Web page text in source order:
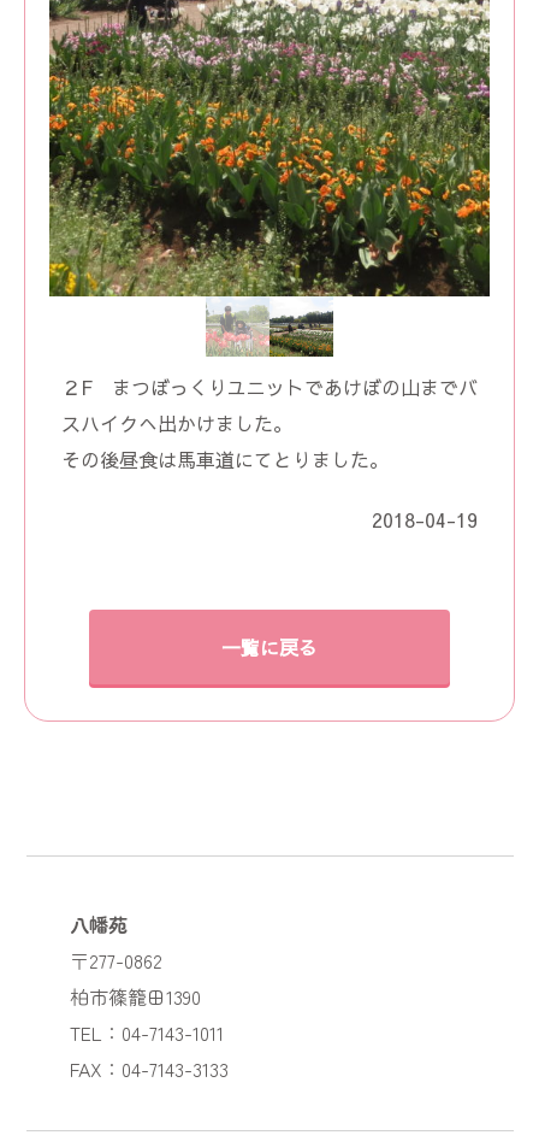
２F まつぼっくりユニットであけぼの山までバ
スハイクへ出かけました。
その後昼食は馬車道にてとりました。
2018-04-19
一覧に戻る
八幡苑
〒277-0862
柏市篠籠田1390
TEL：04-7143-1011
FAX：04-7143-3133